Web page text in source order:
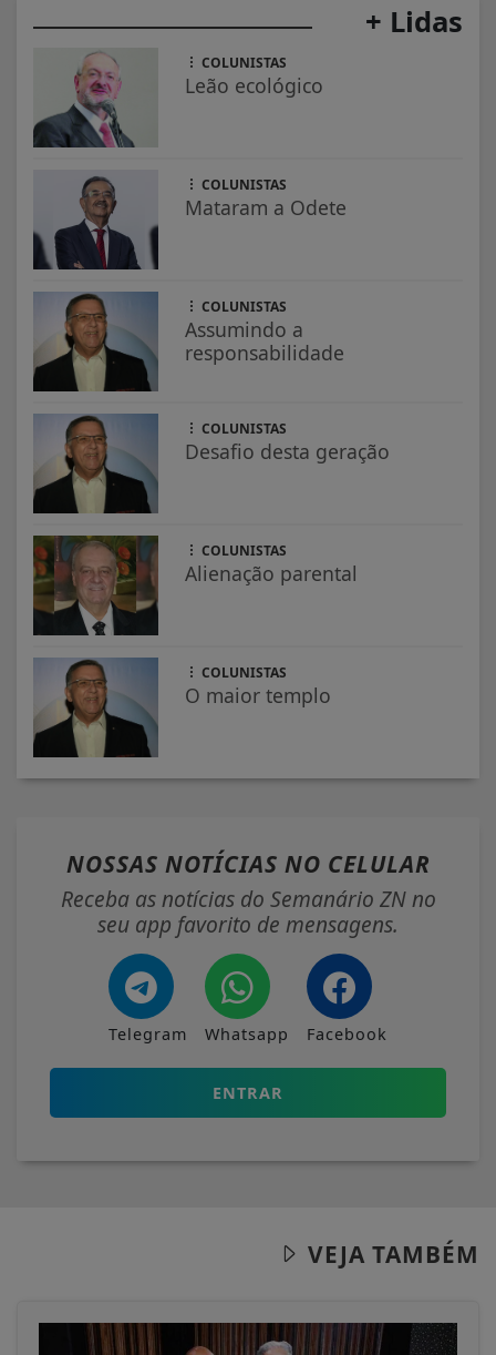
+ Lidas
COLUNISTAS
Leão ecológico
COLUNISTAS
Mataram a Odete
COLUNISTAS
Assumindo a
responsabilidade
COLUNISTAS
Desafio desta geração
COLUNISTAS
Alienação parental
COLUNISTAS
O maior templo
NOSSAS NOTÍCIAS NO CELULAR
Receba as notícias do Semanário ZN no
seu app favorito de mensagens.
Telegram Whatsapp Facebook
ENTRAR
VEJA TAMBÉM